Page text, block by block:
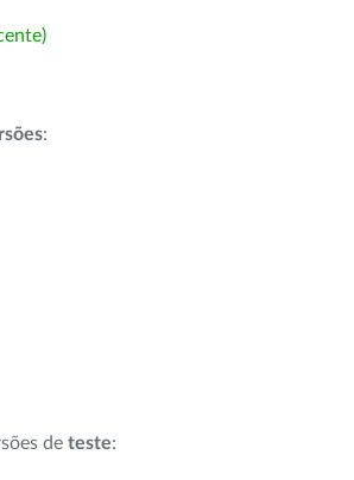
:
de teste: